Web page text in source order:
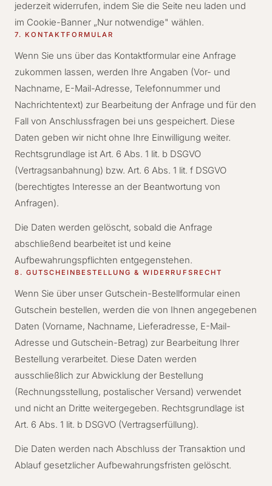
jederzeit widerrufen, indem Sie die Seite neu laden und
im Cookie-Banner „Nur notwendige" wählen.
7. KONTAKTFORMULAR
Wenn Sie uns über das Kontaktformular eine Anfrage
zukommen lassen, werden Ihre Angaben (Vor- und
Nachname, E-Mail-Adresse, Telefonnummer und
Nachrichtentext) zur Bearbeitung der Anfrage und für den
Fall von Anschlussfragen bei uns gespeichert. Diese
Daten geben wir nicht ohne Ihre Einwilligung weiter.
Rechtsgrundlage ist Art. 6 Abs. 1 lit. b DSGVO
(Vertragsanbahnung) bzw. Art. 6 Abs. 1 lit. f DSGVO
(berechtigtes Interesse an der Beantwortung von
Anfragen).
Die Daten werden gelöscht, sobald die Anfrage
abschließend bearbeitet ist und keine
Aufbewahrungspflichten entgegenstehen.
8. GUTSCHEINBESTELLUNG & WIDERRUFSRECHT
Wenn Sie über unser Gutschein-Bestellformular einen
Gutschein bestellen, werden die von Ihnen angegebenen
Daten (Vorname, Nachname, Lieferadresse, E-Mail-
Adresse und Gutschein-Betrag) zur Bearbeitung Ihrer
Bestellung verarbeitet. Diese Daten werden
ausschließlich zur Abwicklung der Bestellung
(Rechnungsstellung, postalischer Versand) verwendet
und nicht an Dritte weitergegeben. Rechtsgrundlage ist
Art. 6 Abs. 1 lit. b DSGVO (Vertragserfüllung).
Die Daten werden nach Abschluss der Transaktion und
Ablauf gesetzlicher Aufbewahrungsfristen gelöscht.